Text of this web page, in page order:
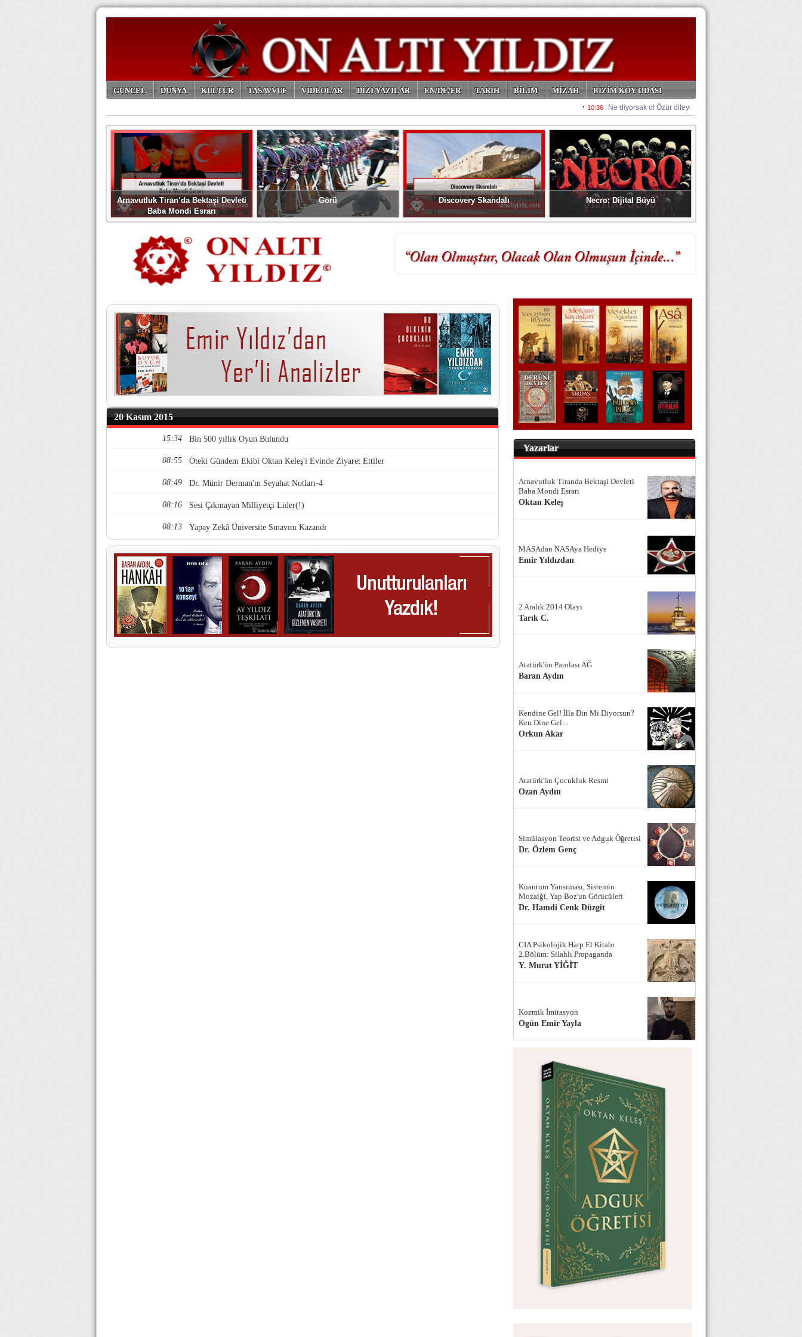
GÜNCEL DÜNYA KÜLTÜR TASAVVUF VİDEOLAR DİZİ YAZILAR EN/DE/FR TARİH BİLİM MİZAH
BİZİM KÖY ODASI
Arnavutluk Tiran’da Bektaşi Devleti
Baba Mondi Esrarı
Görü Discovery Skandalı Necro: Dijital Büyü
20 Kasım 2015
15:34 Bin 500 yıllık Oyun Bulundu
08:55 Öteki Gündem Ekibi Oktan Keleş'i Evinde Ziyaret Ettiler
08:49 Dr. Münir Derman'ın Seyahat Notları-4
08:16 Sesi Çıkmayan Milliyetçi Lider(!)
08:13 Yapay Zekâ Üniversite Sınavını Kazandı
Yazarlar
Arnavutluk Tiranda Bektaşi Devleti
Baba Mondi Esrarı
Oktan Keleş
MASAdan NASAya Hediye
Emir Yıldızdan
2 Aralık 2014 Olayı
Tarık C.
Atatürk'ün Parolası AĞ
Baran Aydın
Kendine Gel! İlla Din Mi Diyorsun?
Ken Dine Gel...
Orkun Akar
Atatürk'ün Çocukluk Resmi
Ozan Aydın
Simülasyon Teorisi ve Adguk Öğretisi
Dr. Özlem Genç
Kuantum Yansıması, Sistemin
Mozaiği, Yap Boz'un Görücüleri
Dr. Hamdi Cenk Düzgit
CIA Psikolojik Harp El Kitabı
2.Bölüm: Silahlı Propaganda
Y. Murat YİĞİT
Kozmik İmitasyon
Ogün Emir Yayla